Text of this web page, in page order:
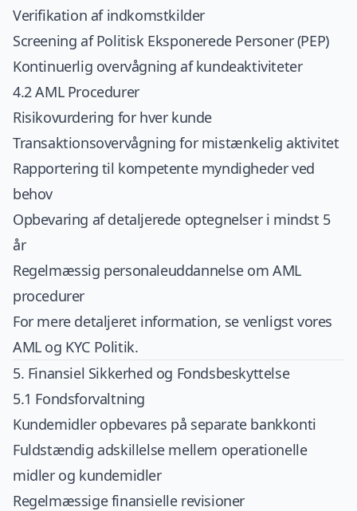
Verifikation af indkomstkilder
Screening af Politisk Eksponerede Personer (PEP)
Kontinuerlig overvågning af kundeaktiviteter
4.2 AML Procedurer
Risikovurdering for hver kunde
Transaktionsovervågning for mistænkelig aktivitet
Rapportering til kompetente myndigheder ved
behov
Opbevaring af detaljerede optegnelser i mindst 5
år
Regelmæssig personaleuddannelse om AML
procedurer
For mere detaljeret information, se venligst vores
AML og KYC Politik.
5. Finansiel Sikkerhed og Fondsbeskyttelse
5.1 Fondsforvaltning
Kundemidler opbevares på separate bankkonti
Fuldstændig adskillelse mellem operationelle
midler og kundemidler
Regelmæssige finansielle revisioner